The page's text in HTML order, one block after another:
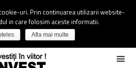
uri. Prin continuarea utilizarii website-
in care folosim aceste informatii.
Afla mai multe